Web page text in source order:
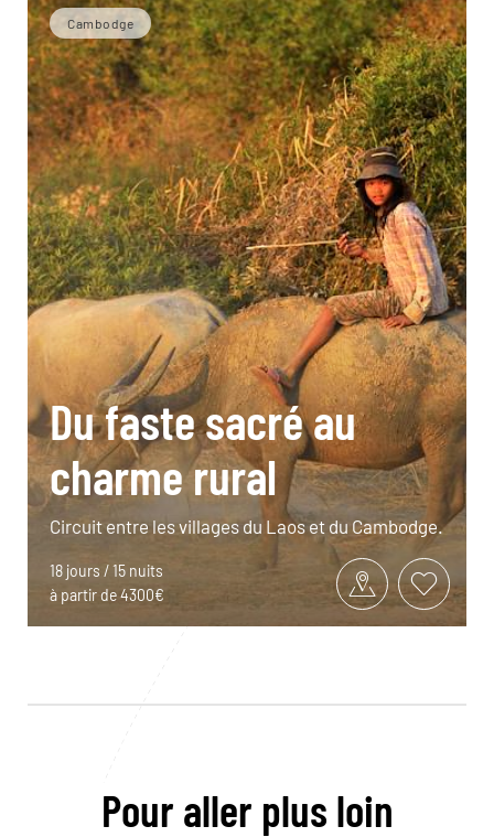
Cambodge
Du faste sacré au
charme rural
Circuit entre les villages du Laos et du Cambodge.
18 jours / 15 nuits
à partir de 4300€
Pour aller plus loin